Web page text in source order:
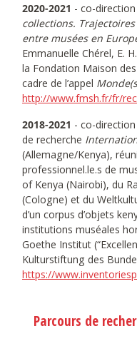
2020-2021 - co-
collections. Trajectoires
entre musées en
Emmanuelle Chérel, E.
la Fondation Maison
cadre de l’appel
http://www.fmsh.fr/fr/
2018-2021 - co-
de recherche
(Allemagne/Kenya),
professionnel.le.s de
of Kenya (Nairobi), du
(Cologne) et du
d’un corpus d’objets
institutions muséales
Goethe Institut
Kulturstiftung des
https://
Parcours de